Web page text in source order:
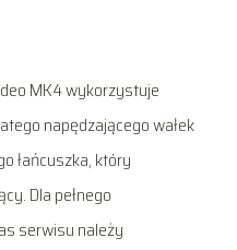
MK4 wykorzystuje
napędzającego wałek
łańcuszka, który
Dla pełnego
serwisu należy